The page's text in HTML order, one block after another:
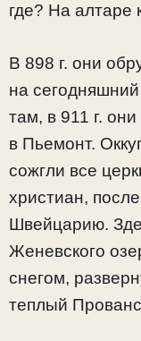
где? На алтаре
В 898 г. они
на
там, в 911 г.
в Пьемонт.
сожгли все
христиан,
Швейцарию.
Женевского
снегом,
теплый